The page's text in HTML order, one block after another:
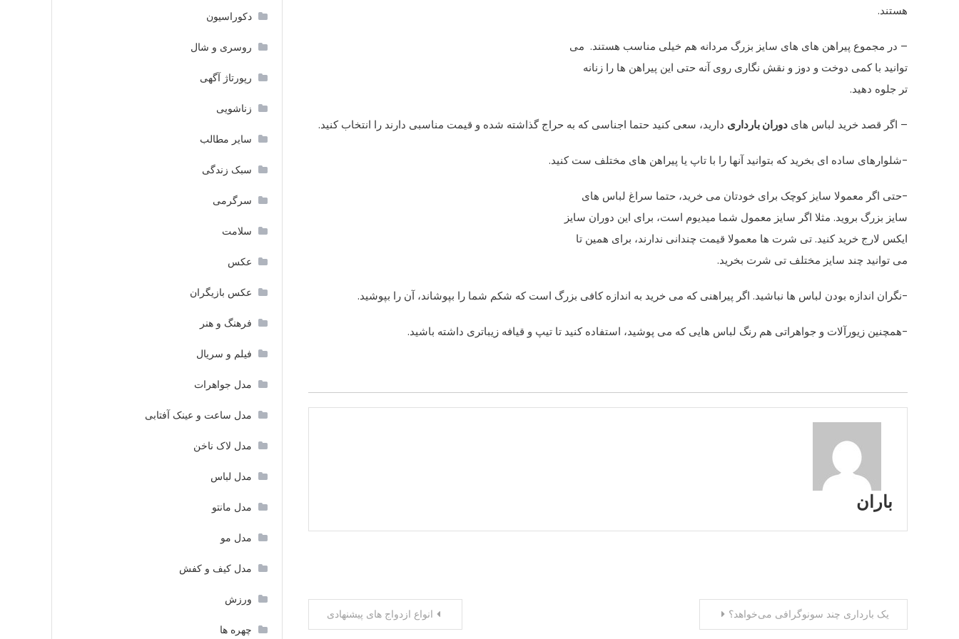
هستند.
– در مجموع پیراهن های های سایز بزرگ مردانه هم خیلی مناسب هستند. می
توانید با کمی دوخت و دوز و نقش نگاری روی آنه حتی این پیراهن ها را زنانه
تر جلوه دهید.
– اگر قصد خرید لباس های دوران بارداری دارید، سعی کنید حتما اجناسی که به حراج گذاشته شده و قیمت مناسبی دارند را انتخاب کنید.
-شلوارهای ساده ای بخرید که بتوانید آنها را با تاپ یا پیراهن های مختلف ست کنید.
-حتی اگر معمولا سایز کوچک برای خودتان می خرید، حتما سراغ لباس های
سایز بزرگ بروید. مثلا اگر سایز معمول شما میدیوم است، برای این دوران سایز
ایکس لارج خرید کنید. تی شرت ها معمولا قیمت چندانی ندارند، برای همین تا
می توانید چند سایز مختلف تی شرت بخرید.
-نگران اندازه بودن لباس ها نباشید. اگر پیراهنی که می خرید به اندازه کافی بزرگ است که شکم شما را بپوشاند، آن را بپوشید.
-همچنین زیورآلات و جواهراتی هم رنگ لباس هایی که می پوشید، استفاده کنید تا تیپ و قیافه زیباتری داشته باشید.
باران
راهبری
انواع ازدواج های پیشنهادی یک بارداری چند سونوگرافی می‌خواهد؟
دکوراسیون
روسری و شال
رپورتاژ آگهی
زناشویی
سایر مطالب
سبک زندگی
سرگرمی
سلامت
عکس
عکس بازیگران
فرهنگ و هنر
فیلم و سریال
مدل جواهرات
مدل ساعت و عینک آفتابی
مدل لاک ناخن
مدل لباس
مدل مانتو
مدل مو
مدل کیف و کفش
ورزش
چهره ها